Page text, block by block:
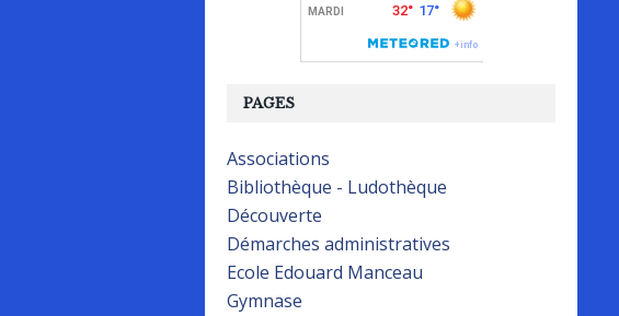
PAGES
Associations
Bibliothèque - Ludothèque
Découverte
Démarches administratives
Ecole Edouard Manceau
Gymnase